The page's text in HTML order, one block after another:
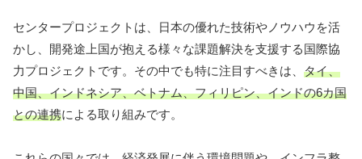
センタープロジェクトは、日本の優れた技術やノウハウを活
かし、開発途上国が抱える様々な課題解決を支援する国際協
力プロジェクトです。その中でも特に注目すべきは、 タイ、
中国、インドネシア、ベトナム、フィリピン、インドの6カ国
との連携による取り組みです。